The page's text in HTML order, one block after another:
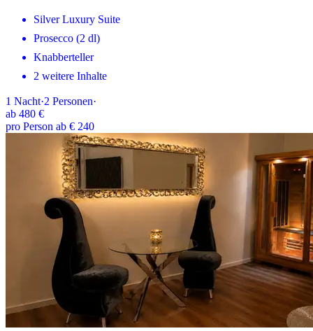
Silver Luxury Suite
Prosecco (2 dl)
Knabberteller
2 weitere Inhalte
1 Nacht·2 Personen·
ab 480 €
pro Person ab € 240